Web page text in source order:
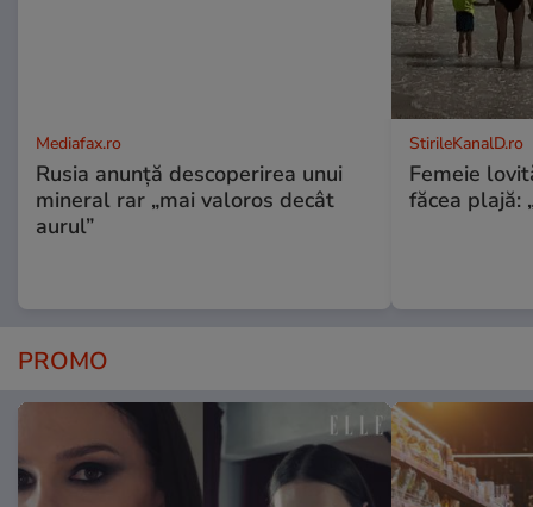
Mediafax.ro
Rusia anunță descoperirea unui
mineral rar „mai valoros decât
aurul”
StirileKanalD.ro
Femeie
făcea plajă:
PROMO